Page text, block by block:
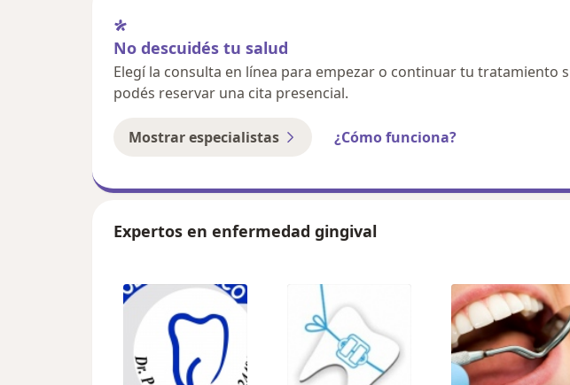
No descuidés tu salud
Elegí la consulta en línea para empezar o continuar tu tratamiento
podés reservar una cita presencial.
Mostrar especialistas ¿Cómo funciona?
Expertos en enfermedad gingival